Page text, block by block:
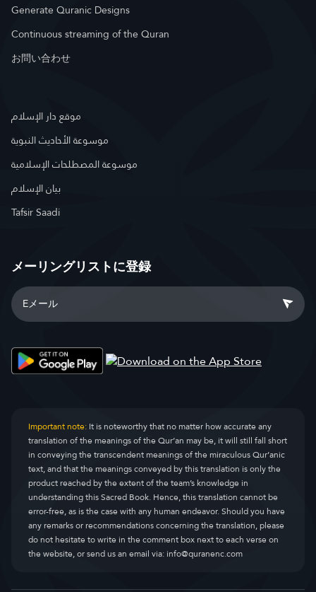
Generate Quranic Designs
Continuous streaming of the Quran
お問い合わせ
موقع دار الإسلام
موسوعة الأحاديث النبوية
موسوعة المصطلحات الإسلامية
بيان الإسلام
Tafsir Saadi
メーリングリストに登録
Important note:It is noteworthy that no matter how accurate any
translation of the meanings of the Qur’an may be, it will still fall short
in conveying the transcendent meanings of the miraculous Qur’anic
text, and that the meanings conveyed by this translation is only the
product reached by the extent of the team’s knowledge in
understanding this Sacred Book. Hence, this translation cannot be
error-free, as is the case with any human endeavor. Should you have
any remarks or recommendations concerning the translation, please
do not hesitate to write in the comment box next to each verse on
the website, or send us an email via:info@quranenc.com